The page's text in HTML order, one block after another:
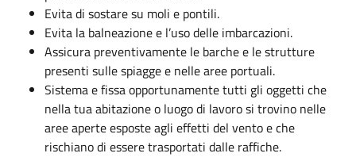
Evita di sostare su moli e pontili.
Evita la balneazione e l’uso delle imbarcazioni.
Assicura preventivamente le barche e le strutture
presenti sulle spiagge e nelle aree portuali.
Sistema e fissa opportunamente tutti gli oggetti che
nella tua abitazione o luogo di lavoro si trovino nelle
aree aperte esposte agli effetti del vento e che
rischiano di essere trasportati dalle raffiche.